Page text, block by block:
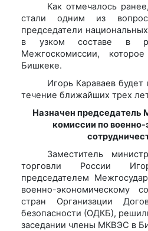
Как отмечалось
стали одним из
председатели
в узком составе в
Межгоскомиссии,
Бишкеке.
Игорь Караваев будет
течение ближайших трех
Назначен председатель
комиссии по
Заместитель
торговли России
председателем
военно-экономическому
стран Организации
безопасности (ОДКБ),
заседании члены МКВЭС в